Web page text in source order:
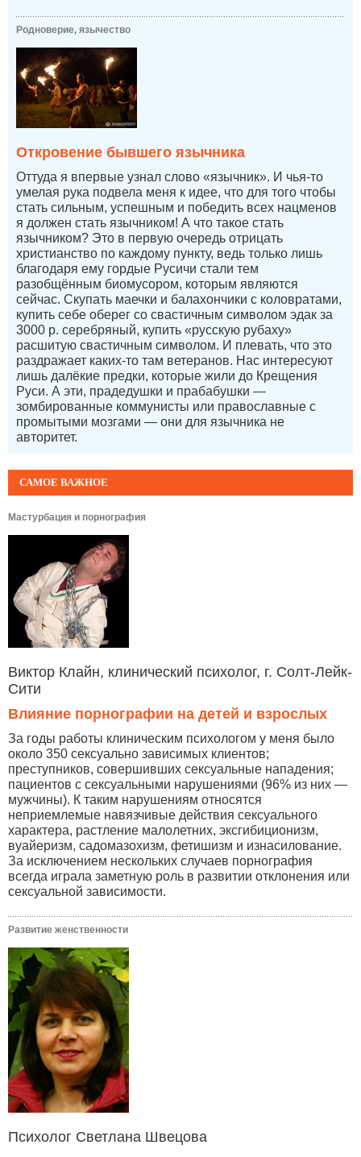
САМОЕ ВАЖНОЕ
Мастурбация и порнография
Виктор Клайн, клинический психолог, г. Солт-Лейк-
Сити
Влияние порнографии на детей и взрослых
За годы работы клиническим психологом у меня было
около 350 сексуально зависимых клиентов;
преступников, совершивших сексуальные нападения;
пациентов с сексуальными нарушениями (96% из них —
мужчины). К таким нарушениям относятся
неприемлемые навязчивые действия сексуального
характера, растление малолетних, эксгибиционизм,
вуайеризм, садомазохизм, фетишизм и изнасилование.
За исключением нескольких случаев порнография
всегда играла заметную роль в развитии отклонения или
сексуальной зависимости.
Развитие женственности
Психолог Светлана Швецова
Родноверие, язычество
Откровение бывшего язычника
Оттуда я впервые узнал слово «язычник». И чья-то
умелая рука подвела меня к идее, что для того чтобы
стать сильным, успешным и победить всех нацменов
я должен стать язычником! А что такое стать
язычником? Это в первую очередь отрицать
христианство по каждому пункту, ведь только лишь
благодаря ему гордые Русичи стали тем
разобщённым биомусором, которым являются
сейчас. Скупать маечки и балахончики с коловратами,
купить себе оберег со свастичным символом эдак за
3000 р. серебряный, купить «русскую рубаху»
расшитую свастичным символом. И плевать, что это
раздражает каких-то там ветеранов. Нас интересуют
лишь далёкие предки, которые жили до Крещения
Руси. А эти, прадедушки и прабабушки —
зомбированные коммунисты или православные с
промытыми мозгами — они для язычника не
авторитет.